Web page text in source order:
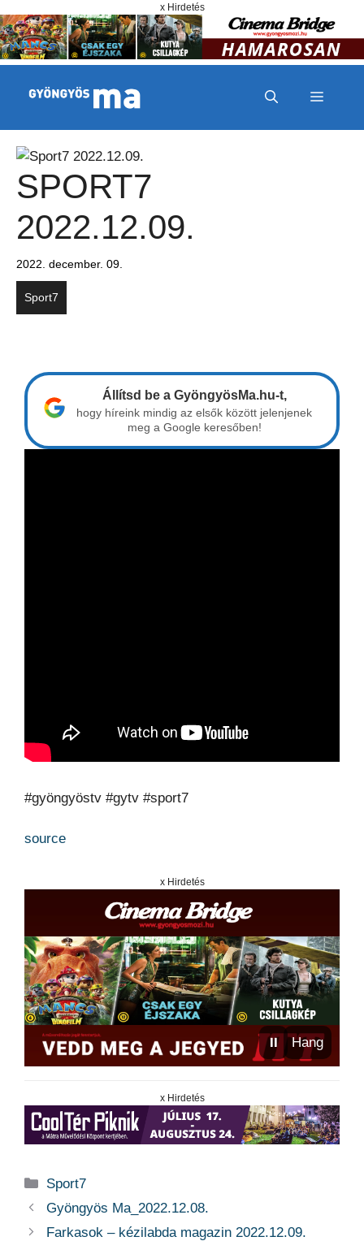
x Hirdetés
MENÜ
SPORT7
2022.12.09.
2022. december. 09.
Sport7
Állítsd be a GyöngyösMa.hu-t,
hogy híreink mindig az elsők között jelenjenek
meg a Google keresőben!
#gyöngyöstv #gytv #sport7
source
x Hirdetés
⏸ Hang
x Hirdetés
Kategória
Sport7
Gyöngyös Ma_2022.12.08.
Farkasok – kézilabda magazin 2022.12.09.